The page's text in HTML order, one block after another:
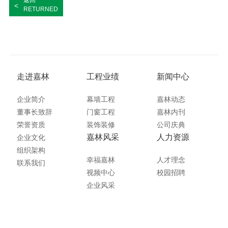
<
RETURNED
走进嘉林
企业简介
董事长致辞
荣誉资质
企业文化
组织架构
联系我们
工程业绩
幕墙工程
门窗工程
装饰装修
新闻中心
嘉林动态
嘉林内刊
公司庆典
嘉林风采
幸福嘉林
视频中心
企业风采
人力资源
人才理念
校园招聘